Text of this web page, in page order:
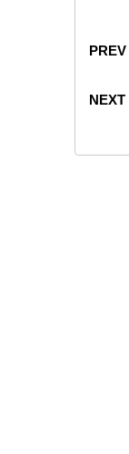
PREV
NEXT